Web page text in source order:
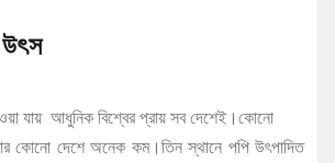
উৎস
যায় আধুনিক বিশ্বের প্রায় সব দেশেই।কোনো
কোনো দেশে অনেক কম।তিন স্থানে পপি উৎপাদিত